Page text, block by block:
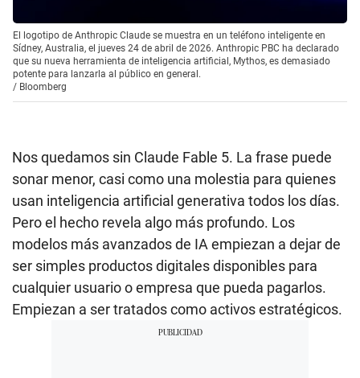
El logotipo de Anthropic Claude se muestra en un teléfono inteligente en
Sídney, Australia, el jueves 24 de abril de 2026. Anthropic PBC ha declarado
que su nueva herramienta de inteligencia artificial, Mythos, es demasiado
potente para lanzarla al público en general.
/ Bloomberg
Nos quedamos sin Claude Fable 5. La frase puede
sonar menor, casi como una molestia para quienes
usan inteligencia artificial generativa todos los días.
Pero el hecho revela algo más profundo. Los
modelos más avanzados de IA empiezan a dejar de
ser simples productos digitales disponibles para
cualquier usuario o empresa que pueda pagarlos.
Empiezan a ser tratados como activos estratégicos.